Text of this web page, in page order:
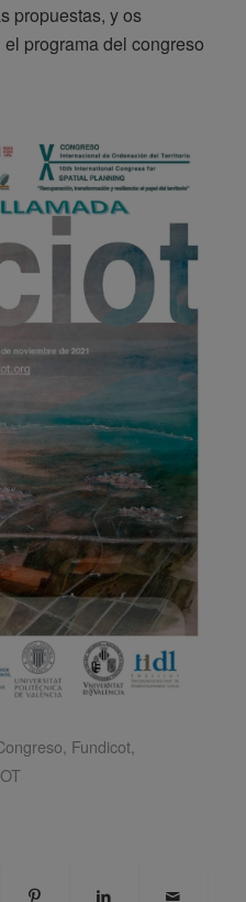
propuestas, y os
programa del congreso
Fundicot,